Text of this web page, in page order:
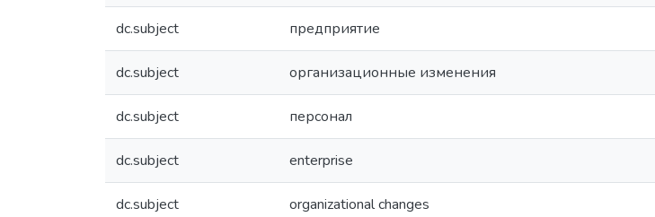
dc.subject предприятие
dc.subject организационные изменения
dc.subject персонал
dc.subject enterprise
dc.subject organizational changes